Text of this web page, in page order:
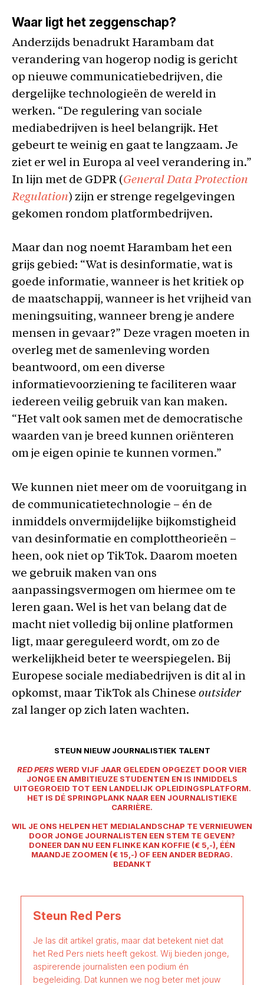
Waar ligt het zeggenschap?
Anderzijds benadrukt Harambam dat
verandering van hogerop nodig is gericht
op nieuwe communicatiebedrijven, die
dergelijke technologieën de wereld in
werken. “De regulering van sociale
mediabedrijven is heel belangrijk. Het
gebeurt te weinig en gaat te langzaam. Je
ziet er wel in Europa al veel verandering in.”
In lijn met de GDPR (General Data Protection
Regulation) zijn er strenge regelgevingen
gekomen rondom platformbedrijven.
Maar dan nog noemt Harambam het een
grijs gebied: “Wat is desinformatie, wat is
goede informatie, wanneer is het kritiek op
de maatschappij, wanneer is het vrijheid van
meningsuiting, wanneer breng je andere
mensen in gevaar?” Deze vragen moeten in
overleg met de samenleving worden
beantwoord, om een diverse
informatievoorziening te faciliteren waar
iedereen veilig gebruik van kan maken.
“Het valt ook samen met de democratische
waarden van je breed kunnen oriënteren
om je eigen opinie te kunnen vormen.”
We kunnen niet meer om de vooruitgang in
de communicatietechnologie – én de
inmiddels onvermijdelijke bijkomstigheid
van desinformatie en complottheorieën –
heen, ook niet op TikTok. Daarom moeten
we gebruik maken van ons
aanpassingsvermogen om hiermee om te
leren gaan. Wel is het van belang dat de
macht niet volledig bij online platformen
ligt, maar gereguleerd wordt, om zo de
werkelijkheid beter te weerspiegelen. Bij
Europese sociale mediabedrijven is dit al in
opkomst, maar TikTok als Chinese outsider
zal langer op zich laten wachten.
STEUN NIEUW JOURNALISTIEK TALENT
RED PERSWERD VIJF JAAR GELEDEN OPGEZET DOOR VIER
JONGE EN AMBITIEUZE STUDENTEN EN IS INMIDDELS
UITGEGROEID TOT EEN LANDELIJK OPLEIDINGSPLATFORM.
HET IS DÉ SPRINGPLANK NAAR EEN JOURNALISTIEKE
CARRIÈRE.
WIL JE ONS HELPEN HET MEDIALANDSCHAP TE VERNIEUWEN
DOOR JONGE JOURNALISTEN EEN STEM TE GEVEN?
DONEER DAN NU EEN FLINKE KAN KOFFIE (€ 5,-), ÉÉN
MAANDJE ZOOMEN (€ 15,-) OF EEN ANDER BEDRAG.
BEDANKT
Steun Red Pers
Je las dit artikel gratis, maar dat betekent niet dat
het Red Pers niets heeft gekost. Wij bieden jonge,
aspirerende journalisten een podium én
begeleiding. Dat kunnen we nog beter met jouw